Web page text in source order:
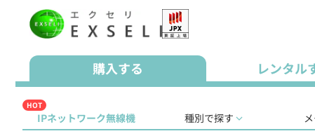
購入する レンタル
HOT
IPネットワーク無線機 種別で探す